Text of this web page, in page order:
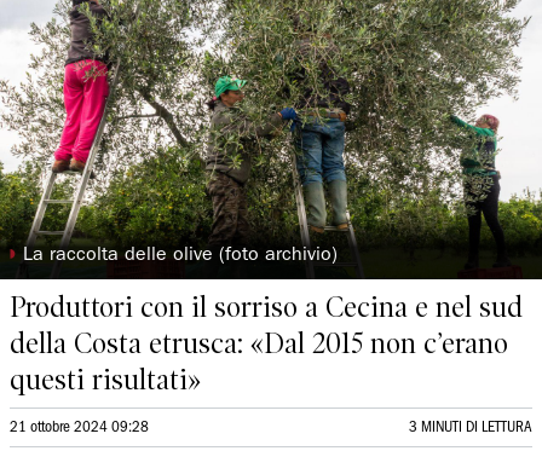
◗ La raccolta delle olive (foto archivio)
Produttori con il sorriso a Cecina e nel sud
della Costa etrusca: «Dal 2015 non c’erano
questi risultati»
21 ottobre 2024 09:28 3 MINUTI DI LETTURA